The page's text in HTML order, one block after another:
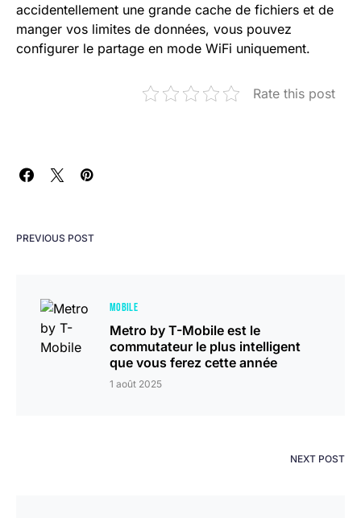
accidentellement une grande cache de fichiers et de
manger vos limites de données, vous pouvez
configurer le partage en mode WiFi uniquement.
Rate this post
PREVIOUS POST
MOBILE
Metro by T-Mobile est le
commutateur le plus intelligent
que vous ferez cette année
1 août 2025
NEXT POST